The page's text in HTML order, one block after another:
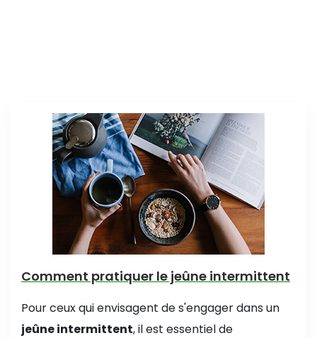
Comment pratiquer le jeûne intermittent
Pour ceux qui envisagent de s'engager dans un
jeûne intermittent, il est essentiel de